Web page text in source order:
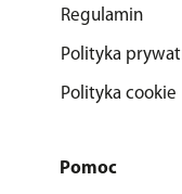
Regulamin
Polityka
Polityka cookie
Pomoc